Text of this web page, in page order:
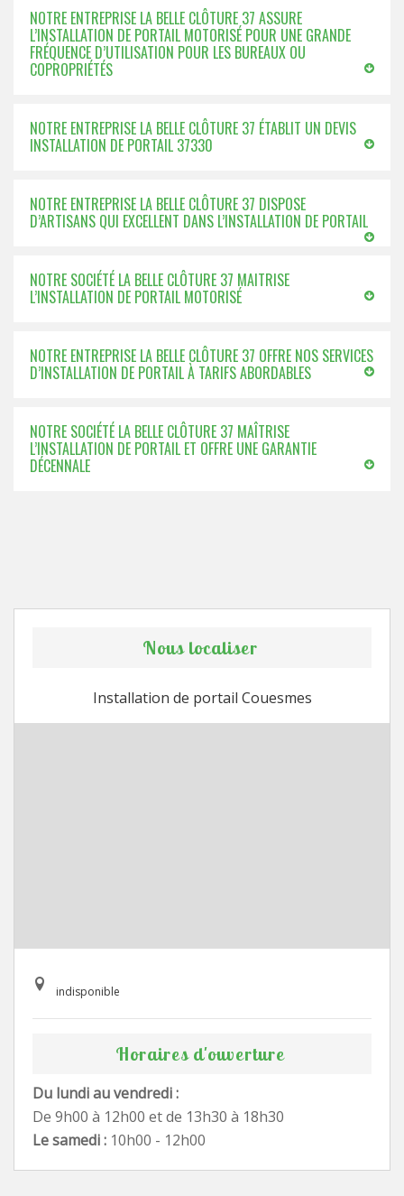
NOTRE ENTREPRISE LA BELLE CLÔTURE 37 ASSURE
L’INSTALLATION DE PORTAIL MOTORISÉ POUR UNE GRANDE
FRÉQUENCE D’UTILISATION POUR LES BUREAUX OU
COPROPRIÉTÉS
NOTRE ENTREPRISE LA BELLE CLÔTURE 37 ÉTABLIT UN DEVIS
INSTALLATION DE PORTAIL 37330
NOTRE ENTREPRISE LA BELLE CLÔTURE 37 DISPOSE
D’ARTISANS QUI EXCELLENT DANS L’INSTALLATION DE PORTAIL
NOTRE SOCIÉTÉ LA BELLE CLÔTURE 37 MAITRISE
L’INSTALLATION DE PORTAIL MOTORISÉ
NOTRE ENTREPRISE LA BELLE CLÔTURE 37 OFFRE NOS SERVICES
D’INSTALLATION DE PORTAIL À TARIFS ABORDABLES
NOTRE SOCIÉTÉ LA BELLE CLÔTURE 37 MAÎTRISE
L’INSTALLATION DE PORTAIL ET OFFRE UNE GARANTIE
DÉCENNALE
Nous localiser
Installation de portail Couesmes
indisponible
Horaires d'ouverture
Du lundi au vendredi :
De 9h00 à 12h00 et de 13h30 à 18h30
Le samedi : 10h00 - 12h00